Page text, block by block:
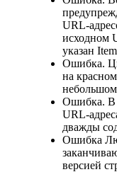
URL-
исходном
указан
Ошибка.
на
небольшом
Ошибка. В
URL-
дважды
Ошибка
версией